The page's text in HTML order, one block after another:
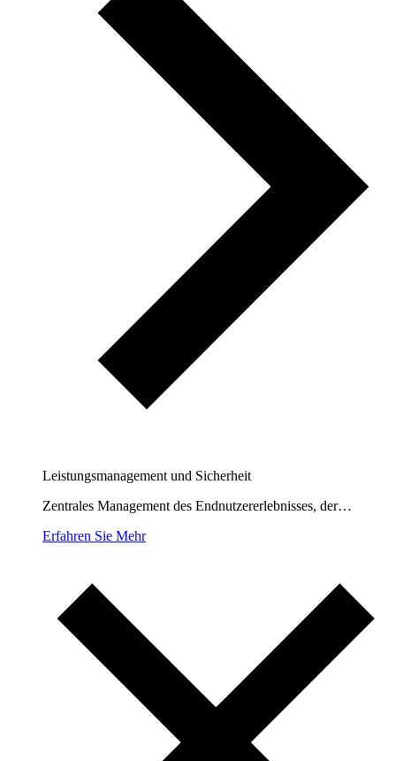
Leistungsmanagement und Sicherheit
Zentrales Management des Endnutzererlebnisses, der…
Erfahren Sie Mehr